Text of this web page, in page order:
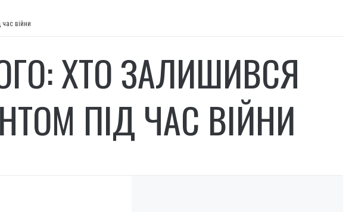
війни
ХТО ЗАЛИШИВСЯ
ПІД ЧАС ВІЙНИ